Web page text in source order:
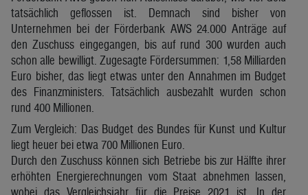
tatsächlich geflossen ist. Demnach sind bisher von
Unternehmen bei der Förderbank AWS 24.000 Anträge auf
den Zuschuss eingegangen, bis auf rund 300 wurden auch
schon alle bewilligt. Zugesagte Fördersummen: 1,58 Milliarden
Euro bisher, das liegt etwas unter den Annahmen im Budget
des Finanzministers. Tatsächlich ausbezahlt wurden schon
rund 400 Millionen.
Zum Vergleich: Das Budget des Bundes für Kunst und Kultur
liegt heuer bei etwa 700 Millionen Euro.
Durch den Zuschuss können sich Betriebe bis zur Hälfte ihrer
erhöhten Energierechnungen vom Staat abnehmen lassen,
wobei das Vergleichsjahr für die Preise 2021 ist. In der